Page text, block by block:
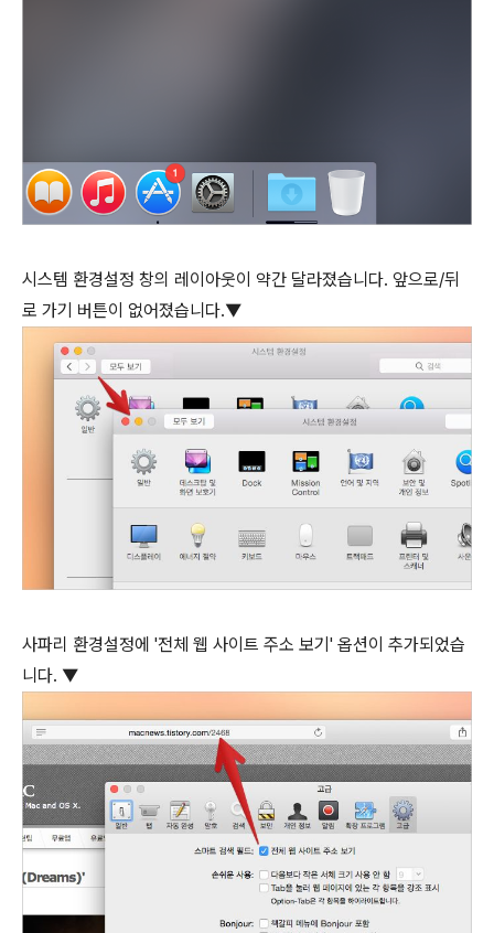
시스템 환경설정 창의 레이아웃이 약간 달라졌습니다. 앞으로/뒤
로 가기 버튼이 없어졌습니다.▼
사파리 환경설정에 '전체 웹 사이트 주소 보기' 옵션이 추가되었습
니다. ▼